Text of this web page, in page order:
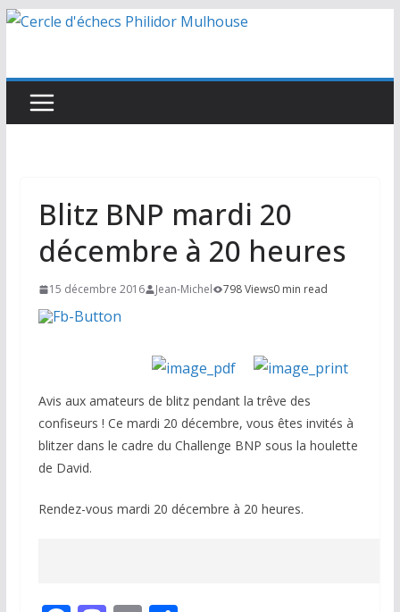
Passer
Blitz BNP mardi 20
décembre à 20 heures
15 décembre 2016 Jean-Michel 798 Views0 min read
Avis aux amateurs de blitz pendant la trêve des
confiseurs ! Ce mardi 20 décembre, vous êtes invités à
blitzer dans le cadre du Challenge BNP sous la houlette
de David.
Rendez-vous mardi 20 décembre à 20 heures.